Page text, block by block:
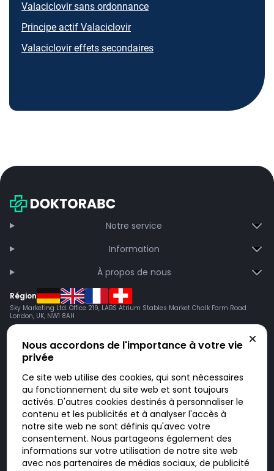
Valaciclovir sans ordonnance
Principe actif Valaciclovir
Valaciclovir effets secondaires
Notre service
Information
À propos de nous
Région
Sky Marketing Ltd. Office 219, LABS Atrium Stables Market Chalk Farm Road
London, UK, NW1 8AH
Doktorabc.com est une plateforme de mise en relation et n’est pas une
pharmacie en ligne. Nous ne vendons ni ne livrons de médicaments ou
autres produits. Les informations sur les produits, médicaments et prix
n’ont pas valeur d’offre. Vous êtes responsable du respect des lois en
vigueur dans votre pays. L’utilisation du site se fait à vos risques et sous
votre responsabilité. Vous visitez et utilisez ce site de votre propre
initiative.
Nous accordons de l'importance à votre vie
privée
Ce site web utilise des cookies, qui sont nécessaires
au fonctionnement du site web et sont toujours
activés. D'autres cookies destinés à personnaliser le
contenu et les publicités et à analyser l'accès à
notre site web ne sont définis qu'avec votre
consentement. Nous partageons également des
informations sur votre utilisation de notre site web
avec nos partenaires de médias sociaux, de publicité